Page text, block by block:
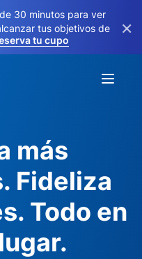
30 minutos para ver
tus objetivos de
tu cupo
×
más
Fideliza
Todo en